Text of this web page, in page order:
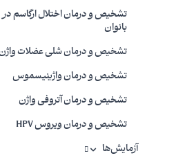
تشخیص و درمان اختلال ارگاسم در
بانوان
تشخیص و درمان شلی عضلات
تشخیص و درمان واژینیسموس
تشخیص و درمان آتروفی واژن
تشخیص و درمان ویروس HPV
آزمایش‌ها
علائم آتروفی واژن
۲۵ درصد از زنان برای این منظور